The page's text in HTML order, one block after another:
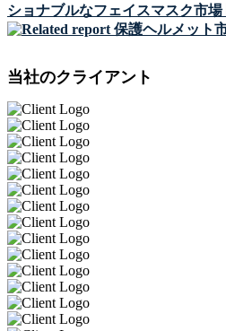
ショナブルなフェイスマスク市場
保護ヘルメット
当社のクライアント